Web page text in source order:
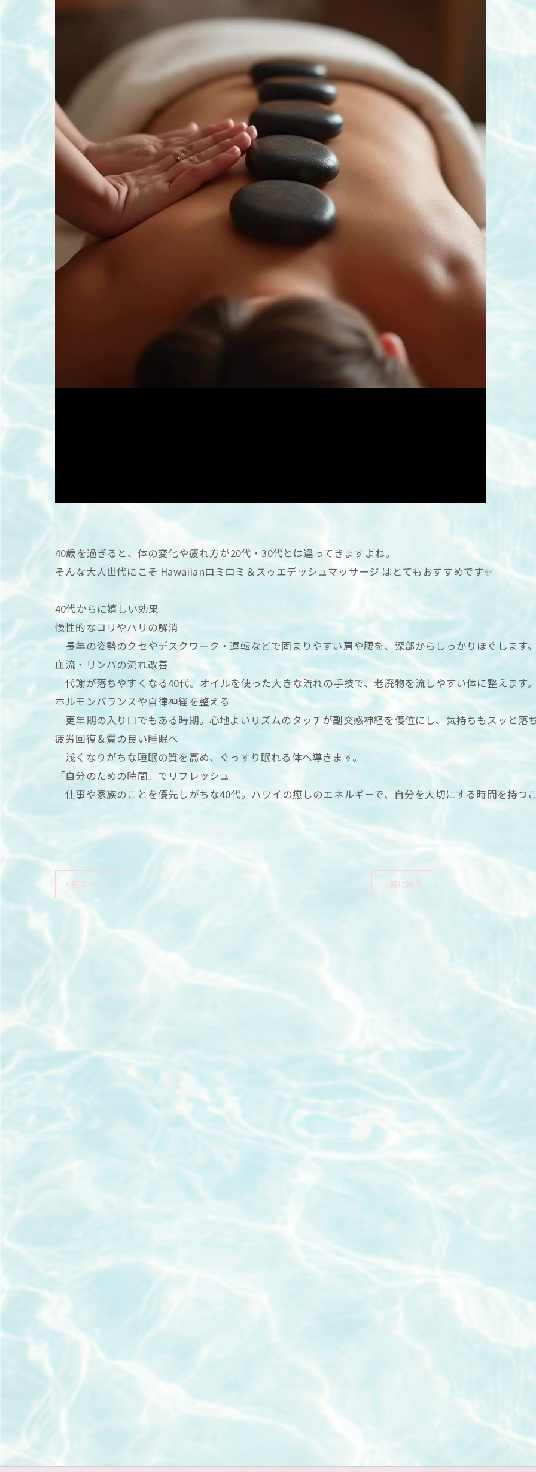
40歳を過ぎると、体の変化や疲れ方が20代・30代とは違ってきますよね。
そんな大人世代にこそ Hawaiianロミロミ＆スゥエデッシュマッサージ はとてもおすすめです✨
40代からに嬉しい効果
慢性的なコリやハリの解消
長年の姿勢のクセやデスクワーク・運転などで固まりやすい肩や腰を、深部からしっかりほぐします
血流・リンパの流れ改善
代謝が落ちやすくなる40代。オイルを使った大きな流れの手技で、老廃物を流しやすい体に整えます
ホルモンバランスや自律神経を整える
更年期の入り口でもある時期。心地よいリズムのタッチが副交感神経を優位にし、気持ちもスッと落
疲労回復＆質の良い睡眠へ
浅くなりがちな睡眠の質を高め、ぐっすり眠れる体へ導きます。
「自分のための時間」でリフレッシュ
仕事や家族のことを優先しがちな40代。ハワイの癒しのエネルギーで、自分を大切にする時間を持つ
< 前のページ 一覧に戻る